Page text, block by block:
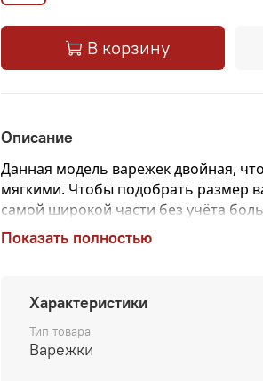
В корзину
Описание
Данная модель варежек двойная,
мягкими. Чтобы подобрать размер
самой широкой части без учёта
сантиметрах и будет вашим
Показать полностью
Характеристики
Тип товара
Варежки